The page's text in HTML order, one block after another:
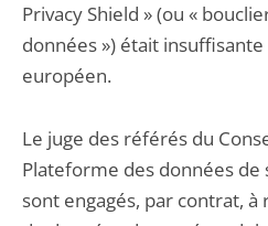
Privacy Shield » (ou «
données ») était
européen.
Le juge des référés du
Plateforme des données
sont engagés, par contrat,